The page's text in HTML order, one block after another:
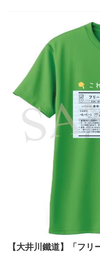
【大井川鐵道】「フリ